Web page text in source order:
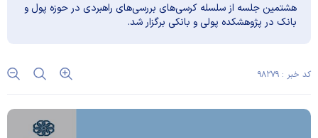
هشتمین جلسه از سلسله کرسی‌های‌ بررسی‌های راهبردی در حوزه پول و
بانک در پژوهشکده پولی و بانکی برگزار شد.
کد خبر : ۹۸۲۷۹